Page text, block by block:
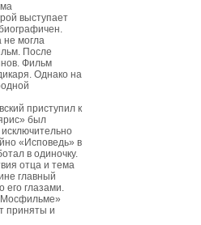
выступает
не могла
После
Фильм
Однако на
приступил к
был
«Исповедь» в
в одиночку.
отца и тема
главный
его глазами.
приняты и